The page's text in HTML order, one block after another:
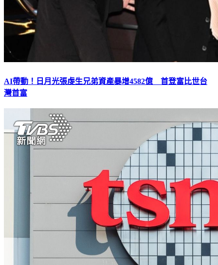
AI帶動！日月光張虔生兄弟資產暴增4582億 首登富比世台
灣首富